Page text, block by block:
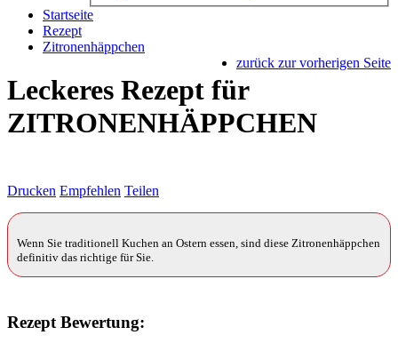
Startseite
Rezept
Zitronenhäppchen
zurück zur vorherigen Seite
Leckeres Rezept für
ZITRONENHÄPPCHEN
Drucken Empfehlen Teilen
Wenn Sie traditionell Kuchen an Ostern essen, sind diese Zitronenhäppchen
definitiv das richtige für Sie.
Rezept Bewertung: